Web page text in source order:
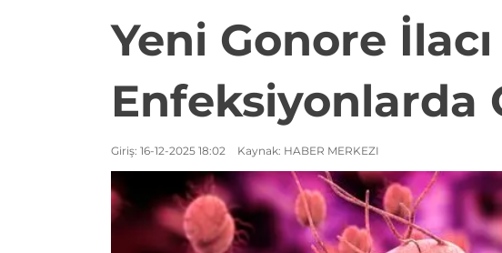
Yeni Gonore
Enfeksiyonlarda
Giriş: 16-12-2025 18:02 Kaynak: HABER MERKEZI